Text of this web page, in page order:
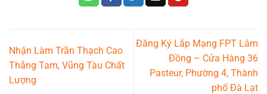
Nhận Làm Trần Thạch Cao
Thắng Tam, Vũng Tàu Chất
Lượng
Đăng Ký Lắp Mạng FPT Lâm
Đồng – Cửa Hàng 36
Pasteur, Phường 4, Thành
phố Đà Lạt